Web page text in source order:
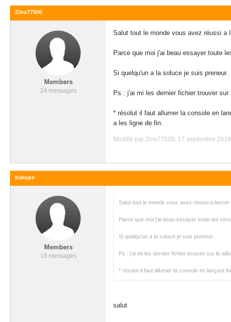
Zino77500
Members
24 messages
Salut tout le monde vous avez réussi a
Parce que moi j'ai beau essayer toute
Si quelqu'un a la soluce je suis preneur.
Ps : j'ai mi les dernier fichier trouver
* résolut il faut allumer la console en
a les ligne de fin.
Modifié par Zino77500, 17 septembre
bakupe
Members
19 messages
Salut tout le monde vous avez réussi a
Parce que moi j'ai beau essayer toute les
Si quelqu'un a la soluce je suis preneur.
Ps : j'ai mi les dernier fichier trouver sur le
* résolut il faut allumer la console en lançant
salut